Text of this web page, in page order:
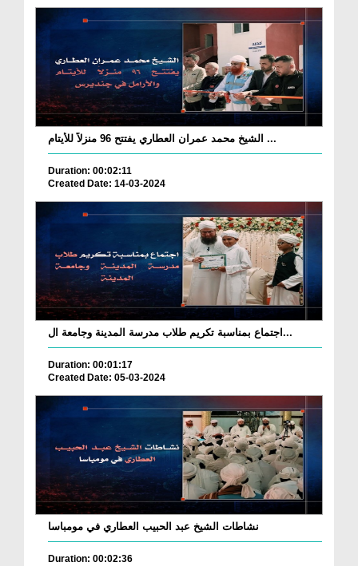
الشيخ محمد عمران العطاري يفتتح 96 منزلاً للأيتام ...
Duration: 00:02:11
Created Date: 14-03-2024
اجتماع بمناسبة تكريم طلاب مدرسة المدينة وجامعة ال...
Duration: 00:01:17
Created Date: 05-03-2024
نشاطات الشيخ عبد الحبيب العطاري في مومباسا
Duration: 00:02:36